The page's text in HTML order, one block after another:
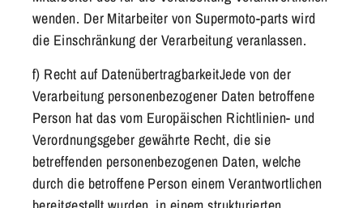
wenden. Der Mitarbeiter von Supermoto-parts wird
die Einschränkung der Verarbeitung veranlassen.
f) Recht auf DatenübertragbarkeitJede von der
Verarbeitung personenbezogener Daten betroffene
Person hat das vom Europäischen Richtlinien- und
Verordnungsgeber gewährte Recht, die sie
betreffenden personenbezogenen Daten, welche
durch die betroffene Person einem Verantwortlichen